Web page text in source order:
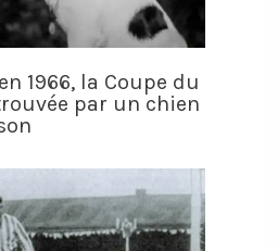
1966, la Coupe du
par un chien